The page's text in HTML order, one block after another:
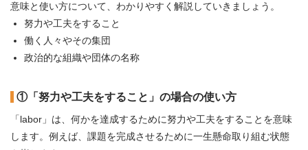
意味と使い方について、わかりやすく解説していきましょう。
努力や工夫をすること
働く人々やその集団
政治的な組織や団体の名称
①「努力や工夫をすること」の場合の使い方
「labor」は、何かを達成するために努力や工夫をすることを意味
します。例えば、課題を完成させるために一生懸命取り組む状態